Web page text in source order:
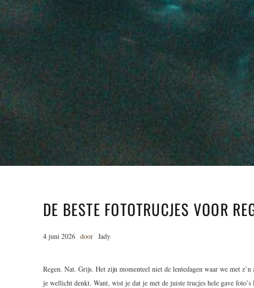
DE BESTE FOTOTRUCJES VOOR
4 juni 2026 door Jady
Regen. Nat. Grijs. Het zijn momenteel niet de lentedagen waar we met
je wellicht denkt. Want, wist je dat je met de juiste trucjes hele gave